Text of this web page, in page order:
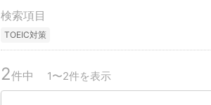
検索項目
TOEIC対策
2件中 1〜2件を表示